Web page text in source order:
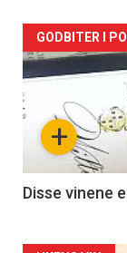
Forsiden
akkurat
nå
3
+
GODBITER I
Disse vinene